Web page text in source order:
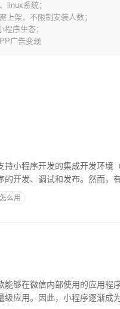
linux系统；
架，不限制安装人数；
序生态；
广告变现
小程序开发的集成开发环境
开发、调试和发布。然而，
多种，下面我将为你
么用
够在微信内部使用的应用程
应用。因此，小程序逐渐成